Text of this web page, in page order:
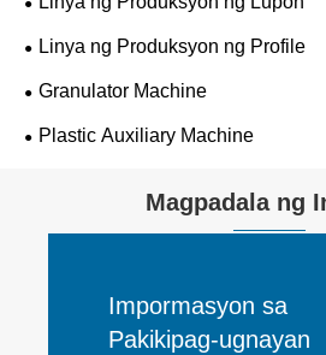
Linya ng Produksyon ng Profile
Granulator Machine
Plastic Auxiliary Machine
Magpadala ng
Impormasyon sa
Pakikipag-ugnayan